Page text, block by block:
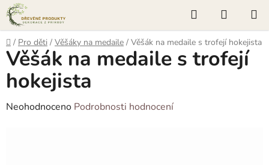
Přejít
na
obsah
Hledat
KOŠÍK
Domů
/ Pro děti / Věšáky na medaile / Věšák na medaile s trofejí hokejista
Věšák na medaile s trofejí
hokejista
Průměrné
Neohodnoceno Podrobnosti hodnocení